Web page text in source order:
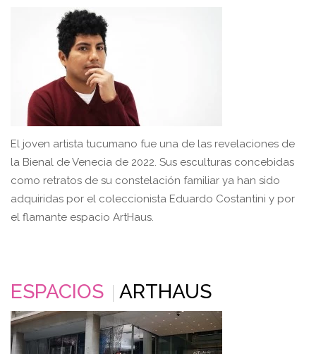
El joven artista tucumano fue una de las revelaciones de
la Bienal de Venecia de 2022. Sus esculturas concebidas
como retratos de su constelación familiar ya han sido
adquiridas por el coleccionista Eduardo Costantini y por
el flamante espacio ArtHaus.
ESPACIOS ARTHAUS